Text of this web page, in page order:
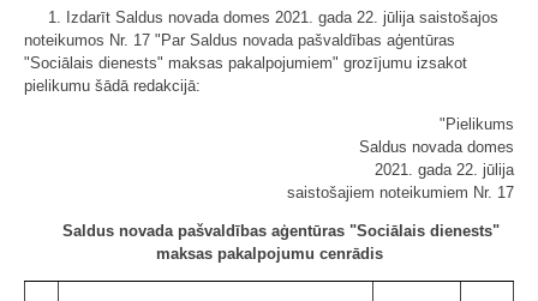
1. Izdarīt Saldus novada domes 2021. gada 22. jūlija saistošajos
noteikumos Nr. 17 "Par Saldus novada pašvaldības aģentūras
"Sociālais dienests" maksas pakalpojumiem" grozījumu izsakot
pielikumu šādā redakcijā:
"Pielikums
Saldus novada domes
2021. gada 22. jūlija
saistošajiem noteikumiem Nr. 17
Saldus novada pašvaldības aģentūras "Sociālais dienests"
maksas pakalpojumu cenrādis